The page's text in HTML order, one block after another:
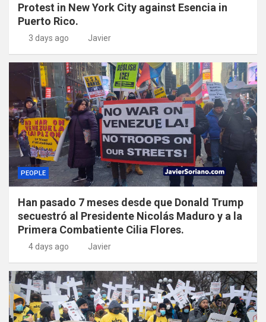
Protest in New York City against Esencia in
Puerto Rico.
3 days ago Javier
PEOPLE
Han pasado 7 meses desde que Donald Trump
secuestró al Presidente Nicolás Maduro y a la
Primera Combatiente Cilia Flores.
4 days ago Javier